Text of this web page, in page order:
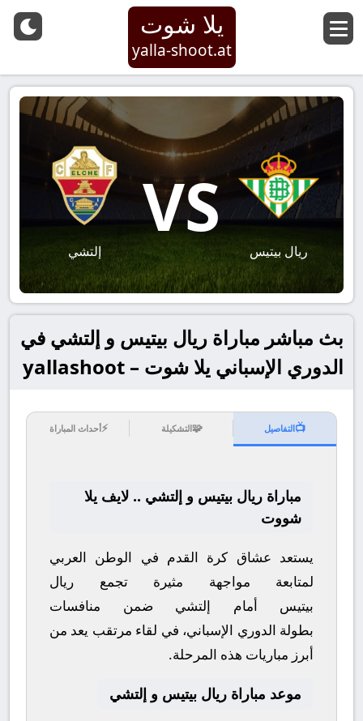
يلا شوت
yalla-shoot.at
ريال بيتيس
VS
إلتشي
بث مباشر مباراة ريال بيتيس و إلتشي في
الدوري الإسباني يلا شوت – yallashoot
📺التفاصيل 🧩التشكيلة ⚡أحداث المباراة
مباراة ريال بيتيس و إلتشي .. لايف يلا
شووت
يستعد عشاق كرة القدم في الوطن العربي
لمتابعة مواجهة مثيرة تجمع ريال
بيتيس أمام إلتشي ضمن منافسات
بطولة الدوري الإسباني، في لقاء مرتقب يعد من
أبرز مباريات هذه المرحلة.
موعد مباراة ريال بيتيس و إلتشي